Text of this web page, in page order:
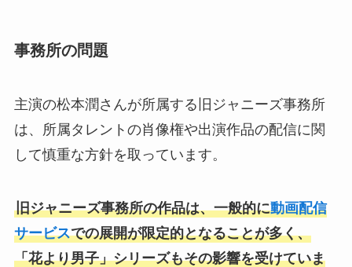
事務所の問題
主演の松本潤さんが所属する旧ジャニーズ事務所
は、所属タレントの肖像権や出演作品の配信に関
して慎重な方針を取っています。
旧ジャニーズ事務所の作品は、一般的に動画配信
サービスでの展開が限定的となることが多く、
「花より男子」シリーズもその影響を受けていま